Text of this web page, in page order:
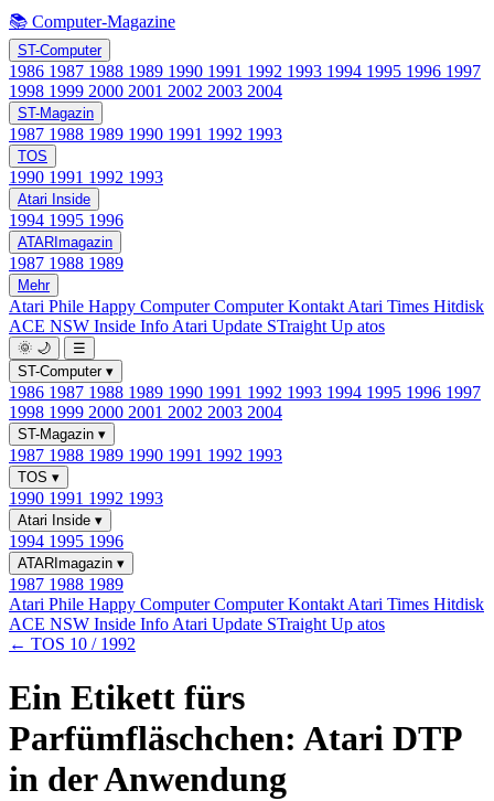
📚 Computer-Magazine
ST-Computer
1986 1987 1988 1989 1990 1991 1992 1993 1994 1995 1996 1997
1998 1999 2000 2001 2002 2003 2004
ST-Magazin
1987 1988 1989 1990 1991 1992 1993
TOS
1990 1991 1992 1993
Atari Inside
1994 1995 1996
ATARImagazin
1987 1988 1989
Mehr
Atari Phile Happy ComputerComputer Kontakt Atari Times Hitdisk
ACE NSW Inside Info Atari Update STraight Up atos
🌞 🌙
☰
ST-Computer ▾
1986 1987 1988 1989 1990 1991 1992 1993 1994 1995 1996 1997
1998 1999 2000 2001 2002 2003 2004
ST-Magazin ▾
1987 1988 1989 1990 1991 1992 1993
TOS ▾
1990 1991 1992 1993
Atari Inside ▾
1994 1995 1996
ATARImagazin ▾
1987 1988 1989
Atari Phile Happy ComputerComputer Kontakt Atari Times Hitdisk
ACE NSW Inside Info Atari Update STraight Up atos
← TOS 10 / 1992
Ein Etikett fürs
Parfümfläschchen: Atari DTP
in der Anwendung